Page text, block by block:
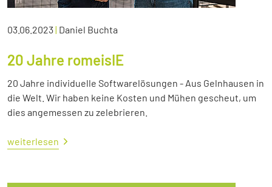
03.06.2023| Daniel Buchta
20 Jahre romeisIE
20 Jahre individuelle Softwarelösungen - Aus Gelnhausen in
die Welt. Wir haben keine Kosten und Mühen gescheut, um
dies angemessen zu zelebrieren.
weiterlesen